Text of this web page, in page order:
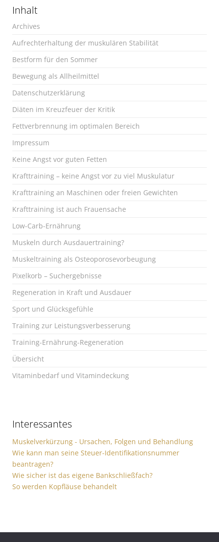
Inhalt
Archives
Aufrechterhaltung der muskulären Stabilität
Bestform für den Sommer
Bewegung als Allheilmittel
Datenschutzerklärung
Diäten im Kreuzfeuer der Kritik
Fettverbrennung im optimalen Bereich
Impressum
Keine Angst vor guten Fetten
Krafttraining – keine Angst vor zu viel Muskulatur
Krafttraining an Maschinen oder freien Gewichten
Krafttraining ist auch Frauensache
Low-Carb-Ernährung
Muskeln durch Ausdauertraining?
Muskeltraining als Osteoporosevorbeugung
Pixelkorb – Suchergebnisse
Regeneration in Kraft und Ausdauer
Sport und Glücksgefühle
Training zur Leistungsverbesserung
Training-Ernährung-Regeneration
Übersicht
Vitaminbedarf und Vitamindeckung
Interessantes
Muskelverkürzung - Ursachen, Folgen und Behandlung
Wie kann man seine Steuer-Identifikationsnummer
beantragen?
Wie sicher ist das eigene Bankschließfach?
So werden Kopfläuse behandelt